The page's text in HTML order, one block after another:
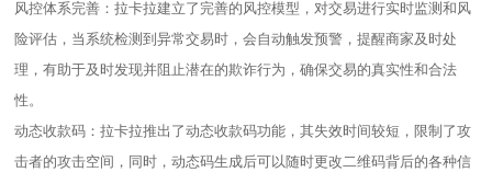
风控体系完善：拉卡拉建立了完善的风控模型，对交易进行实时监测和风
险评估，当系统检测到异常交易时，会自动触发预警，提醒商家及时处
理，有助于及时发现并阻止潜在的欺诈行为，确保交易的真实性和合法
性。
动态收款码：拉卡拉推出了动态收款码功能，其失效时间较短，限制了攻
击者的攻击空间，同时，动态码生成后可以随时更改二维码背后的各种信